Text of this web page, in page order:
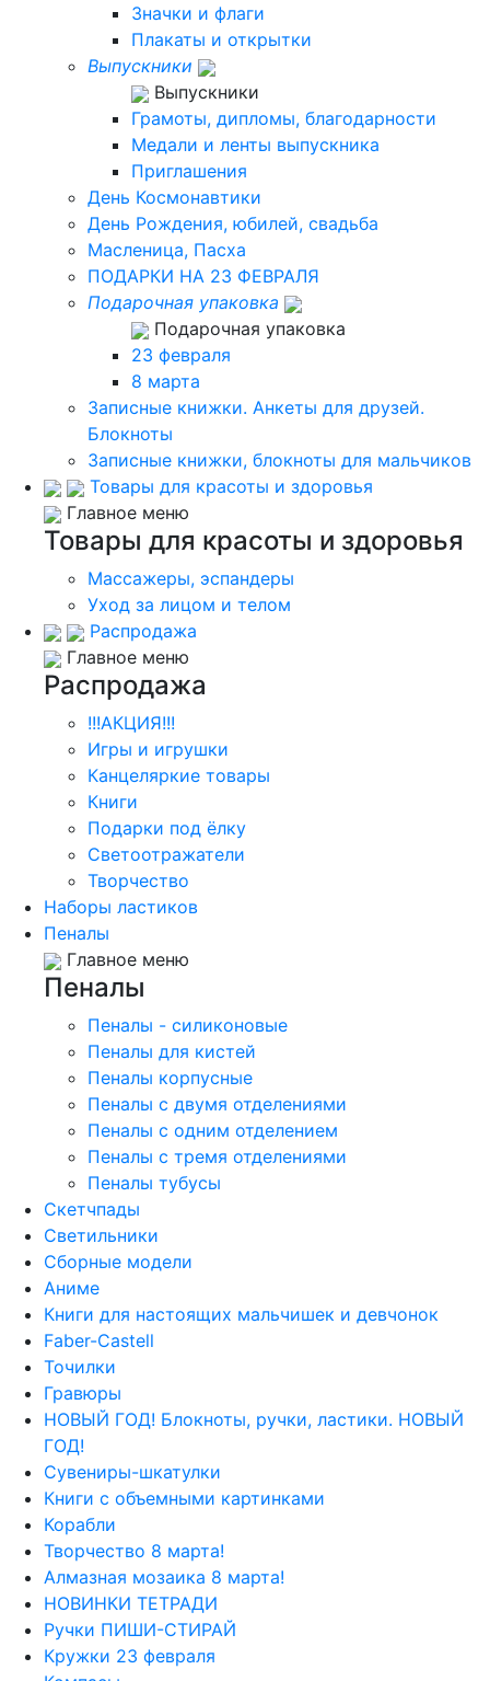
Значки и флаги
Плакаты и открытки
Выпускники
Выпускники
Грамоты, дипломы, благодарности
Медали и ленты выпускника
Приглашения
День Космонавтики
День Рождения, юбилей, свадьба
Масленица, Пасха
ПОДАРКИ НА 23 ФЕВРАЛЯ
Подарочная упаковка
Подарочная упаковка
23 февраля
8 марта
Записные книжки. Анкеты для друзей.
Блокноты
Записные книжки, блокноты для мальчиков
Товары для красоты и здоровья
Главное меню
Товары для красоты и здоровья
Массажеры, эспандеры
Уход за лицом и телом
Распродажа
Главное меню
Распродажа
!!!АКЦИЯ!!!
Игры и игрушки
Канцеляркие товары
Книги
Подарки под ёлку
Светоотражатели
Творчество
Наборы ластиков
Пеналы
Главное меню
Пеналы
Пеналы - силиконовые
Пеналы для кистей
Пеналы корпусные
Пеналы с двумя отделениями
Пеналы с одним отделением
Пеналы с тремя отделениями
Пеналы тубусы
Скетчпады
Светильники
Сборные модели
Аниме
Книги для настоящих мальчишек и девчонок
Faber-Castell
Точилки
Гравюры
НОВЫЙ ГОД! Блокноты, ручки, ластики. НОВЫЙ
ГОД!
Сувениры-шкатулки
Книги с объемными картинками
Корабли
Творчество 8 марта!
Алмазная мозаика 8 марта!
НОВИНКИ ТЕТРАДИ
Ручки ПИШИ-СТИРАЙ
Кружки 23 февраля